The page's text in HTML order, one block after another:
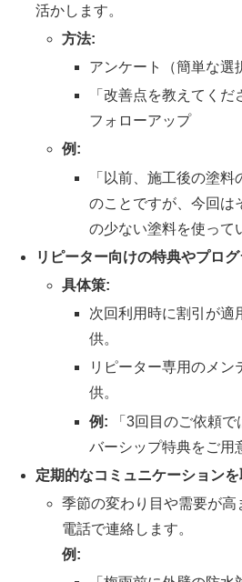
活かします。
方法:
アンケート（簡単な選
「改善点を教えてく
フォローアップ
例:
「以前、施工後の塗
のことですが、今回は
の少ない塗料を使って
リピーター向けの特典やプロ
具体策:
次回利用時に割引が適
供。
リピーター専用のメン
供。
例: 「3回目のご依頼
バーシップ特典をご用
定期的なコミュニケーションを
季節の変わり目や需要が
電話で連絡します。
例: